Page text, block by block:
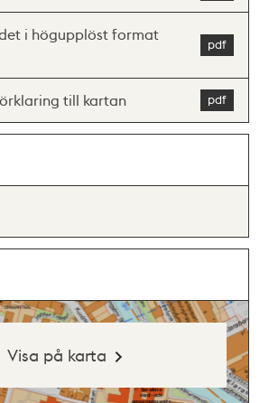
i högupplöst format
till kartan
Visa på karta